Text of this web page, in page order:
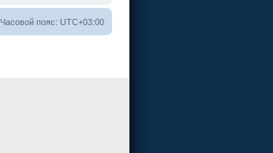
Часовой пояс: UTC+03:00